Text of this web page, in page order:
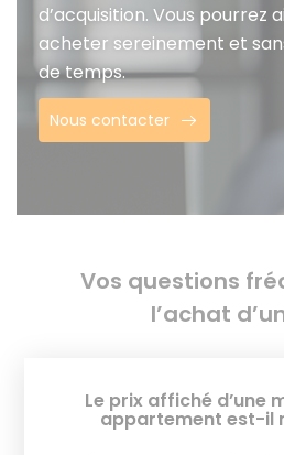
d’acquisition. Vous pourrez
acheter sereinement et
de temps.
Nous contacter
Vos questions
l’achat
Le prix affiché d’une
appartement est-il